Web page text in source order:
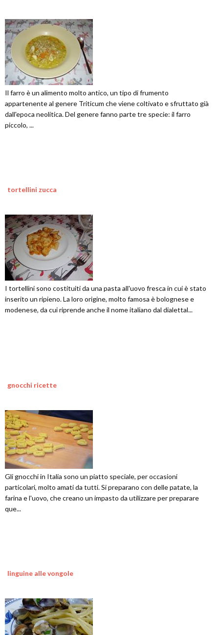
Il farro è un alimento molto antico, un tipo di frumento
appartenente al genere Triticum che viene coltivato e sfruttato già
dall'epoca neolitica. Del genere fanno parte tre specie: il farro
piccolo, ...
tortellini zucca
I tortellini sono costituiti da una pasta all'uovo fresca in cui è stato
inserito un ripieno. La loro origine, molto famosa è bolognese e
modenese, da cui riprende anche il nome italiano dal dialettal...
gnocchi ricette
Gli gnocchi in Italia sono un piatto speciale, per occasioni
particolari, molto amati da tutti. Si preparano con delle patate, la
farina e l'uovo, che creano un impasto da utilizzare per preparare
que...
linguine alle vongole